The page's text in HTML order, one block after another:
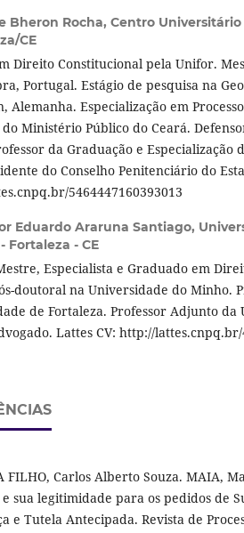
Bheron Rocha, Centro
CE
Direito Constitucional pela Unifor.
Portugal. Estágio de pesquisa na
Alemanha. Especialização em
Ministério Público do Ceará.
da Graduação e Especialização
do Conselho Penitenciário do
5464447160393013
Eduardo Araruna Santiago,
Fortaleza - CE
Especialista e Graduado em
doutoral na Universidade do Minho.
de Fortaleza. Professor Adjunto da
Lattes CV: http://lattes.cnpq.br/
FILHO, Carlos Alberto Souza. MAIA,
sua legitimidade para os pedidos de
e Tutela Antecipada. Revista de